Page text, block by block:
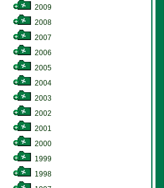
2009
2008
2007
2006
2005
2004
2003
2002
2001
2000
1999
1998